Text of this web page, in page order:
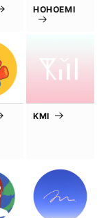
HOHOEMI
KMI